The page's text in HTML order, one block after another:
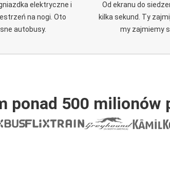
elektryczne i
na nogi. Oto
autobusy.
Od ekranu do
kilka sekund. Ty
my zajmiemy
ponad 500 milionów